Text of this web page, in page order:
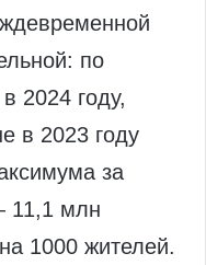
по
2024 году,
в 2023 году
за
11,1 млн
1000 жителей.